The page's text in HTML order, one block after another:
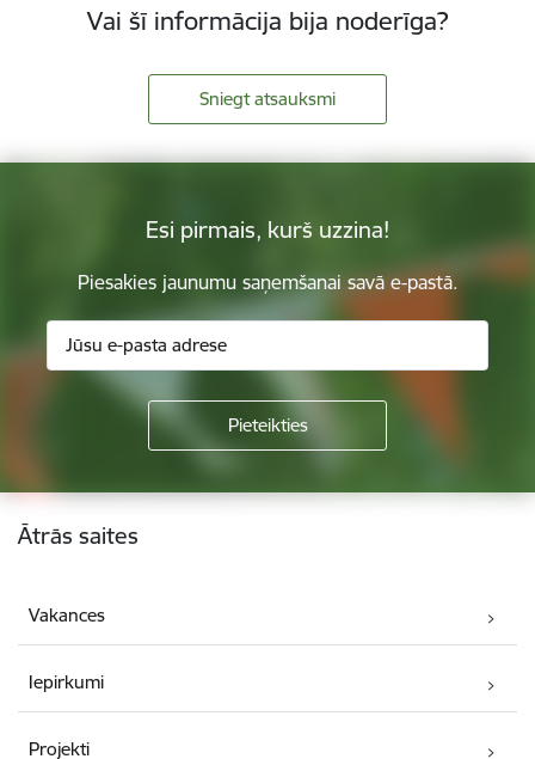
Vai šī informācija bija noderīga?
Sniegt atsauksmi
Esi pirmais, kurš uzzina!
Piesakies jaunumu saņemšanai savā e-pastā.
Kājene
Ātrās saites
Vakances
Iepirkumi
Projekti